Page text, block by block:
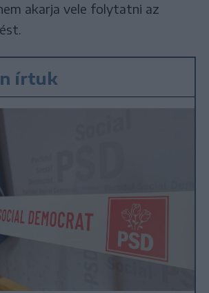
akarja vele folytatni az
írtuk